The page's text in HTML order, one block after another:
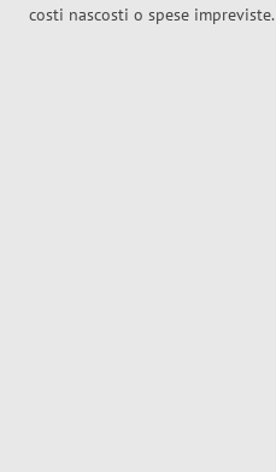
costi nascosti o spese impreviste.